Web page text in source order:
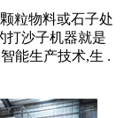
粒物料或石子处
打沙子机器就是
能生产技术,生 .